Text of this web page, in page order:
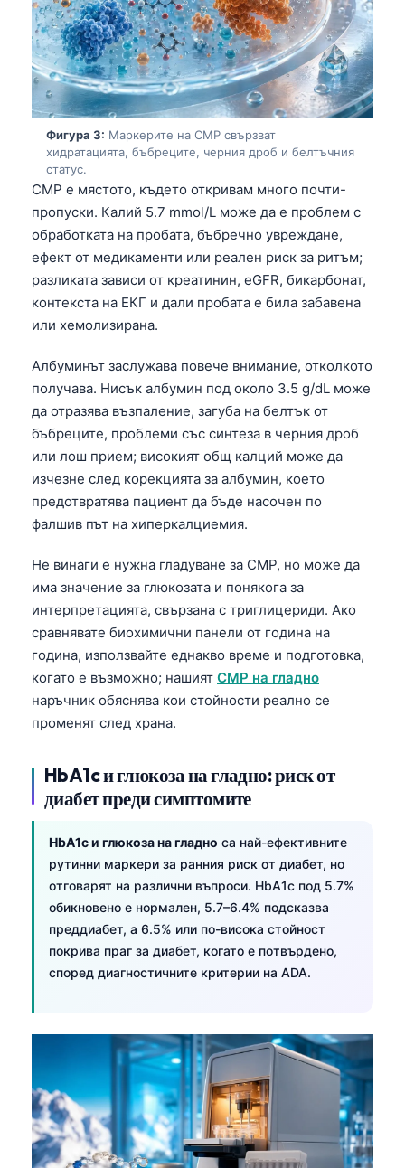
Фигура 3: Маркерите на CMP свързват
хидратацията, бъбреците, черния дроб и белтъчния
статус.
CMP е мястото, където откривам много почти-
пропуски. Калий 5.7 mmol/L може да е проблем с
обработката на пробата, бъбречно увреждане,
ефект от медикаменти или реален риск за ритъм;
разликата зависи от креатинин, eGFR, бикарбонат,
контекста на ЕКГ и дали пробата е била забавена
или хемолизирана.
Албуминът заслужава повече внимание, отколкото
получава. Нисък албумин под около 3.5 g/dL може
да отразява възпаление, загуба на белтък от
бъбреците, проблеми със синтеза в черния дроб
или лош прием; високият общ калций може да
изчезне след корекцията за албумин, което
предотвратява пациент да бъде насочен по
фалшив път на хиперкалциемия.
Не винаги е нужна гладуване за CMP, но може да
има значение за глюкозата и понякога за
интерпретацията, свързана с триглицериди. Ако
сравнявате биохимични панели от година на
година, използвайте еднакво време и подготовка,
когато е възможно; нашият CMP на гладно
наръчник обяснява кои стойности реално се
променят след храна.
HbA1c и глюкоза на гладно: риск от
диабет преди симптомите
HbA1c и глюкоза на гладно са най-ефективните
рутинни маркери за ранния риск от диабет, но
отговарят на различни въпроси. HbA1c под 5.7%
обикновено е нормален, 5.7–6.4% подсказва
преддиабет, а 6.5% или по-висока стойност
покрива праг за диабет, когато е потвърдено,
според диагностичните критерии на ADA.